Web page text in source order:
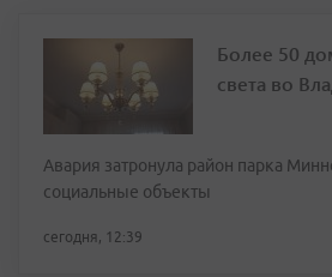
Более 50
света во
Авария затронула район парка
социальные объекты
сегодня, 12:39